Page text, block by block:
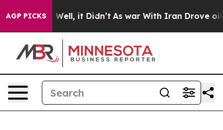
AGP PICKS
40%. Well, it Didn’t As war With Iran Drove oil